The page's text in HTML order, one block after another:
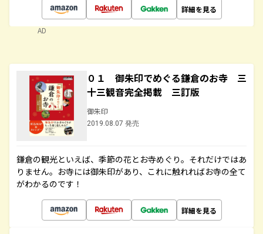
詳細を見る
AD
０１ 御朱印でめぐる鎌倉のお寺 三
十三観音完全掲載 三訂版
御朱印
2019.08.07 発売
鎌倉の観光といえば、季節の花とお寺めぐり。それだけではあ
りません。お寺には御朱印があり、これに触れればお寺の全て
がわかるのです！
詳細を見る